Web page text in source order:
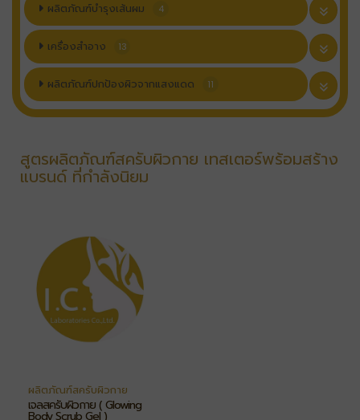
ผลิตภัณฑ์บำรุงเส้นผม 4
เครื่องสำอาง 13
ผลิตภัณฑ์ปกป้องผิวจากแสงแดด 11
สูตรผลิตภัณฑ์สครับผิวกาย เทสเตอร์พร้อมสร้าง
แบรนด์ ที่กำลังนิยม
ผลิตภัณฑ์สครับผิวกาย
เจลสครับผิวกาย ( Glowing
Body Scrub Gel )